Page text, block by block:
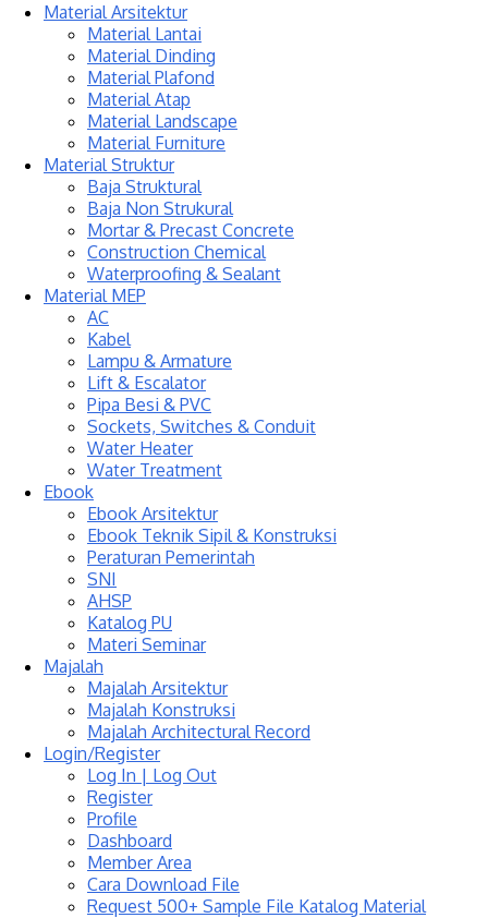
Material Arsitektur
Material Lantai
Material Dinding
Material Plafond
Material Atap
Material Landscape
Material Furniture
Material Struktur
Baja Struktural
Baja Non Strukural
Mortar & Precast Concrete
Construction Chemical
Waterproofing & Sealant
Material MEP
AC
Kabel
Lampu & Armature
Lift & Escalator
Pipa Besi & PVC
Sockets, Switches & Conduit
Water Heater
Water Treatment
Ebook
Ebook Arsitektur
Ebook Teknik Sipil & Konstruksi
Peraturan Pemerintah
SNI
AHSP
Katalog PU
Materi Seminar
Majalah
Majalah Arsitektur
Majalah Konstruksi
Majalah Architectural Record
Login/Register
Log In | Log Out
Register
Profile
Dashboard
Member Area
Cara Download File
Request 500+ Sample File Katalog Material